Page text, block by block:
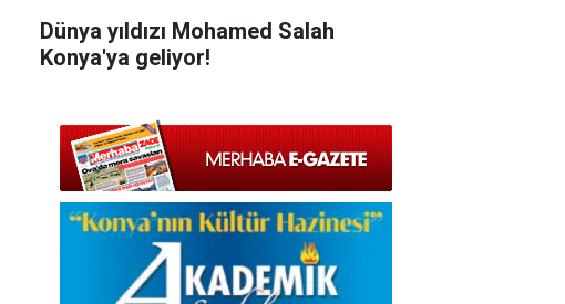
Dünya yıldızı Mohamed Salah
Konya'ya geliyor!